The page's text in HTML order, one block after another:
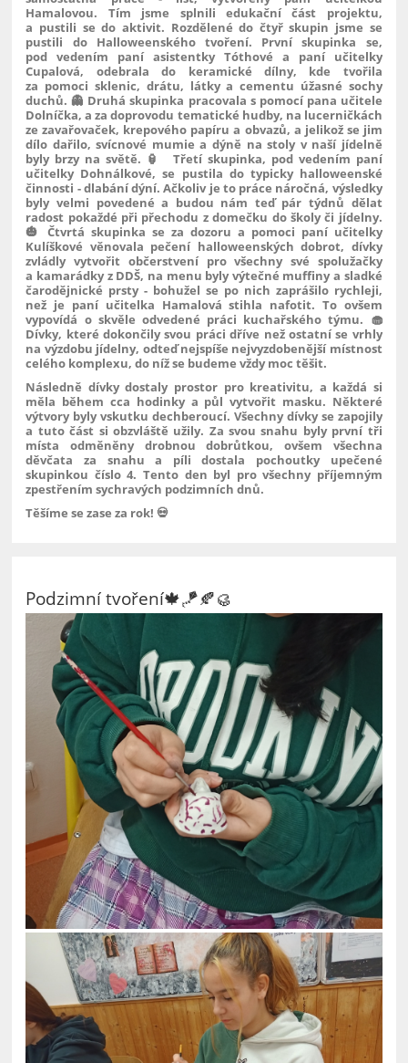
Hamalovou. Tím jsme splnili edukační část projektu,
a pustili se do aktivit. Rozdělené do čtyř skupin jsme se
pustili do Halloweenského tvoření. První skupinka se,
pod vedením paní asistentky Tóthové a paní učitelky
Cupalová, odebrala do keramické dílny, kde tvořila
za pomoci sklenic, drátu, látky a cementu úžasné sochy
duchů. 👻 Druhá skupinka pracovala s pomocí pana učitele
Dolníčka, a za doprovodu tematické hudby, na lucerničkách
ze zavařovaček, krepového papíru a obvazů, a jelikož se jim
dílo dařilo, svícnové mumie a dýně na stoly v naší jídelně
byly brzy na světě. 🏮 Třetí skupinka, pod vedením paní
učitelky Dohnálkové, se pustila do typicky halloweenské
činnosti - dlabání dýní. Ačkoliv je to práce náročná, výsledky
byly velmi povedené a budou nám teď pár týdnů dělat
radost pokaždé při přechodu z domečku do školy či jídelny.
🎃 Čtvrtá skupinka se za dozoru a pomoci paní učitelky
Kulíškové věnovala pečení halloweenských dobrot, dívky
zvládly vytvořit občerstvení pro všechny své spolužačky
a kamarádky z DDŠ, na menu byly výtečné muffiny a sladké
čarodějnické prsty - bohužel se po nich zaprášilo rychleji,
než je paní učitelka Hamalová stihla nafotit. To ovšem
vypovídá o skvěle odvedené práci kuchařského týmu. 🧁
Dívky, které dokončily svou práci dříve než ostatní se vrhly
na výzdobu jídelny, odteď nejspíše nejvyzdobenější místnost
celého komplexu, do níž se budeme vždy moc těšit.
Následně dívky dostaly prostor pro kreativitu, a každá si
měla během cca hodinky a půl vytvořit masku. Některé
výtvory byly vskutku dechberoucí. Všechny dívky se zapojily
a tuto část si obzvláště užily. Za svou snahu byly první tři
místa odměněny drobnou dobrůtkou, ovšem všechna
děvčata za snahu a píli dostala pochoutky upečené
skupinkou číslo 4. Tento den byl pro všechny příjemným
zpestřením sychravých podzimních dnů.
Těšíme se zase za rok! 💀
Podzimní tvoření🍁🪁🍂🥮